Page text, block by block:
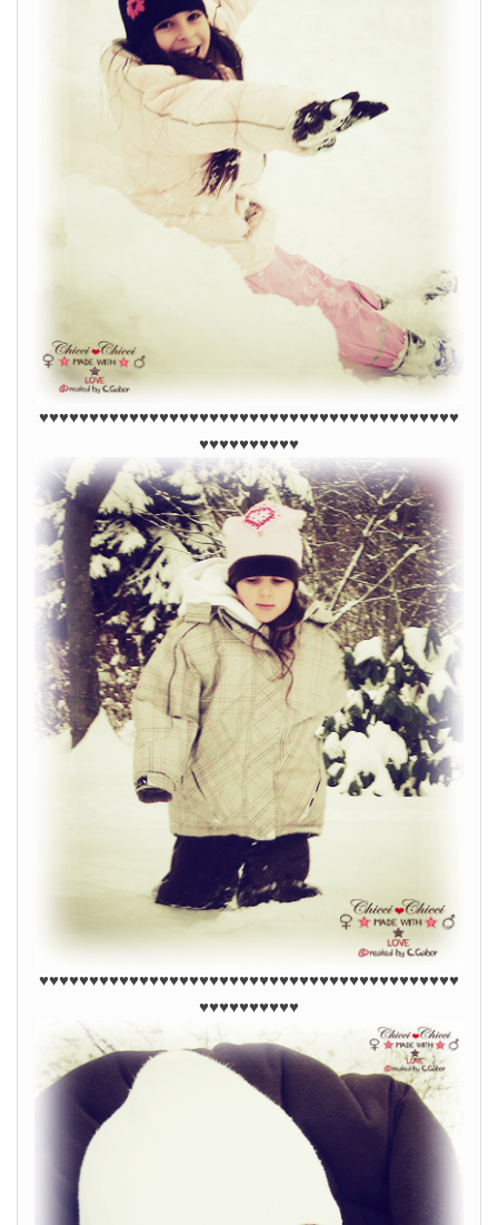
♥♥♥♥♥♥♥♥♥♥♥♥♥♥♥♥♥♥♥♥♥♥♥♥♥♥♥♥♥♥♥♥♥♥♥♥♥♥♥♥♥♥
♥♥♥♥♥♥♥♥♥♥
♥♥♥♥♥♥♥♥♥♥♥♥♥♥♥♥♥♥♥♥♥♥♥♥♥♥♥♥♥♥♥♥♥♥♥♥♥♥♥♥♥♥
♥♥♥♥♥♥♥♥♥♥